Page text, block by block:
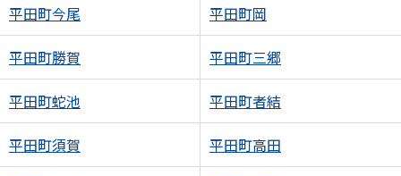
平田町今尾 平田町岡
平田町勝賀 平田町三郷
平田町蛇池 平田町者結
平田町須賀 平田町高田